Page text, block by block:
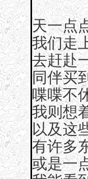
天一点
我们走
去赶赴
同伴买
喋喋不
我则想
以及这
有许多
或是一